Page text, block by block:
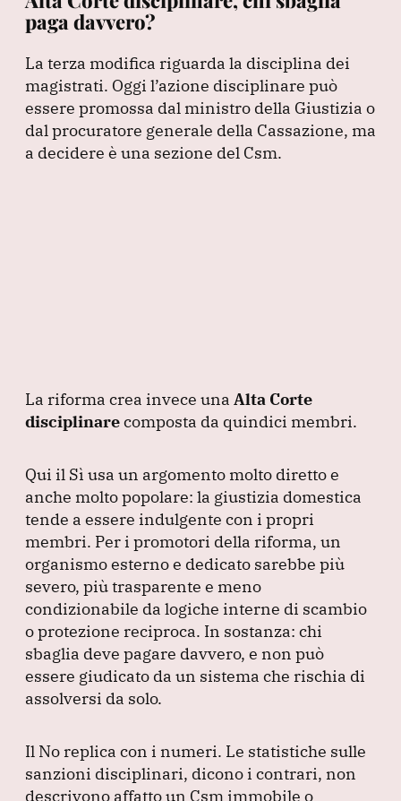
paga davvero?
La terza modifica riguarda la disciplina dei
magistrati. Oggi l’azione disciplinare può
essere promossa dal ministro della Giustizia o
dal procuratore generale della Cassazione, ma
a decidere è una sezione del Csm.
La riforma crea invece una Alta Corte
disciplinarecomposta da quindici membri.
Qui il Sì usa un argomento molto diretto e
anche molto popolare: la giustizia domestica
tende a essere indulgente con i propri
membri. Per i promotori della riforma, un
organismo esterno e dedicato sarebbe più
severo, più trasparente e meno
condizionabile da logiche interne di scambio
o protezione reciproca. In sostanza: chi
sbaglia deve pagare davvero, e non può
essere giudicato da un sistema che rischia di
assolversi da solo.
Il No replica con i numeri. Le statistiche sulle
sanzioni disciplinari, dicono i contrari, non
descrivono affatto un Csm immobile o